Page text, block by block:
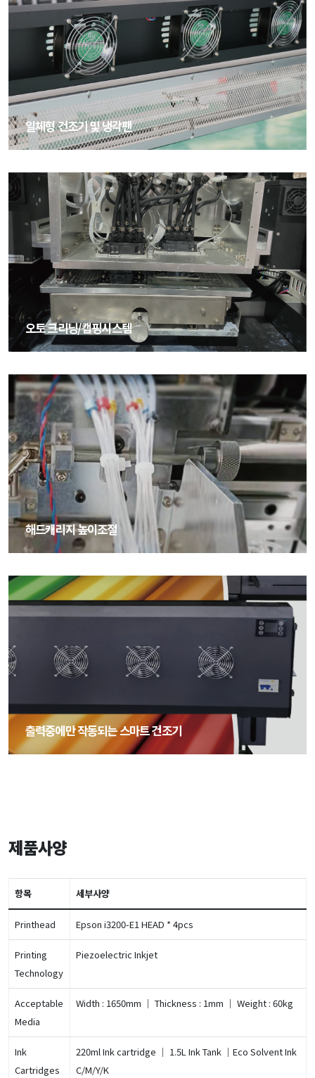
일체형 건조기 및 냉각팬
일체형 건조기 및 냉각팬
오토 크리닝/캡핑시스템
오토 크리닝/캡핑시스템
해드캐리지 높이조절
해드캐리지 높이조절
출력중에만 작동되는 스마트 건조기
출력중에만 작동되는 스마트 건조기
제품사양
항목 세부사양
Printhead Epson i3200-E1 HEAD * 4pcs
Printing
Technology
Piezoelectric Inkjet
Acceptable
Media
Width : 1650mm ｜ Thickness : 1mm ｜ Weight : 60kg
Ink
Cartridges
220ml Ink cartridge ｜ 1.5L Ink Tank ｜Eco Solvent Ink
C/M/Y/K